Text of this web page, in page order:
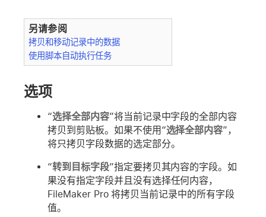
另请参阅
拷贝和移动记录中的数据
使用脚本自动执行任务
选项
“选择全部内容”将当前记录中字段的全部内容
拷贝到剪贴板。如果不使用“选择全部内容”，
将只拷贝字段数据的选定部分。
“转到目标字段”指定要拷贝其内容的字段。如
果没有指定字段并且没有选择任何内容，
FileMaker Pro 将拷贝当前记录中的所有字段
值。